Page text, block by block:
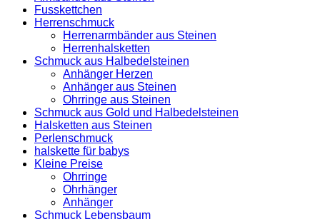
Fusskettchen
Herrenschmuck
Herrenarmbänder aus Steinen
Herrenhalsketten
Schmuck aus Halbedelsteinen
Anhänger Herzen
Anhänger aus Steinen
Ohrringe aus Steinen
Schmuck aus Gold und Halbedelsteinen
Halsketten aus Steinen
Perlenschmuck
halskette für babys
Kleine Preise
Ohrringe
Ohrhänger
Anhänger
Schmuck Lebensbaum